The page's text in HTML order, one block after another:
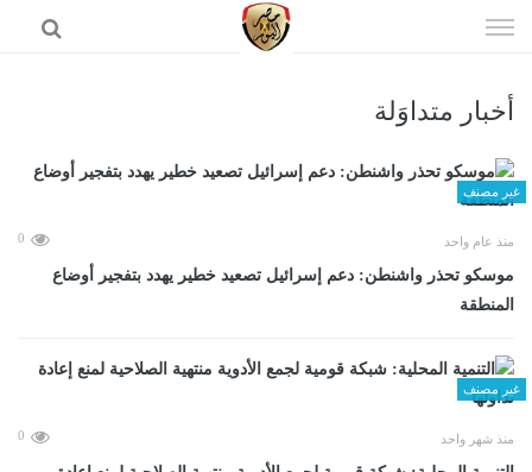
الى
أخبار متداوَلة
غير مصنف
منذ عام واحد 0
موسكو تحذر واشنطن: دعم إسرائيل تصعيد خطير يهدد بتفجير أوضاع
المنطقة
غير مصنف
منذ شهر واحد 0